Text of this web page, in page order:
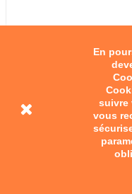
En
suivre
vous